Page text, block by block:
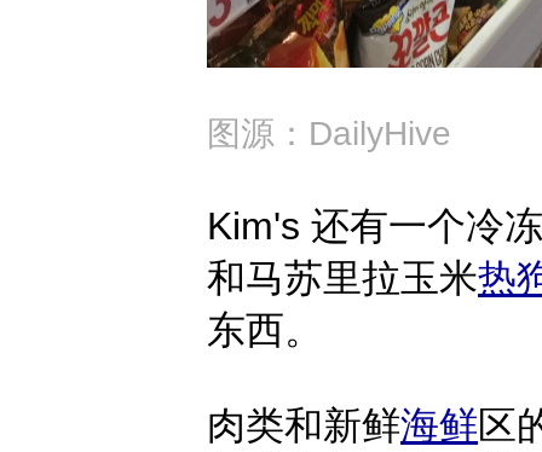
图源：DailyHive
Kim's 还有一个冷
和马苏里拉玉米热
东西。
肉类和新鲜海鲜区